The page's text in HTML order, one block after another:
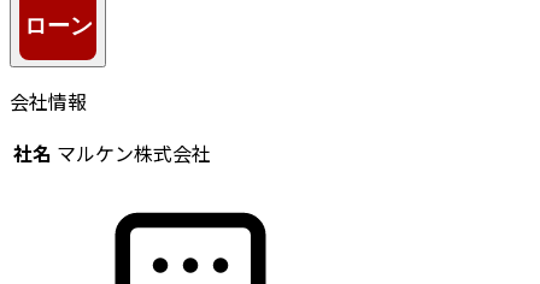
会社情報
社名 マルケン株式会社